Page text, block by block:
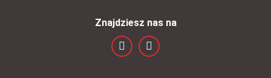
Znajdziesz nas na